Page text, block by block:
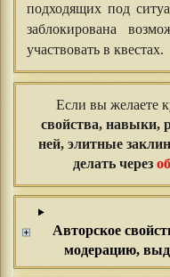
подходящих под
заблокирована
участвовать в квестах.
Если вы желаете
свойства, навыки,
ней, элитные
делать через
Авторское
модерацию,